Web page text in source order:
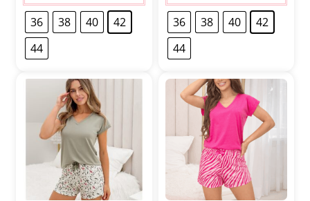
36 38 40
42
44
36 38 40
42
44